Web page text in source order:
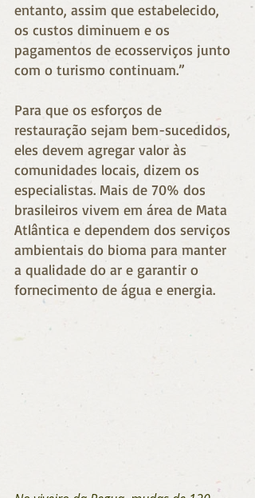
entanto, assim que estabelecido,
os custos diminuem e os
pagamentos de ecosserviços junto
com o turismo continuam.”
Para que os esforços de
restauração sejam bem-sucedidos,
eles devem agregar valor às
comunidades locais, dizem os
especialistas. Mais de 70% dos
brasileiros vivem em área de Mata
Atlântica e dependem dos serviços
ambientais do bioma para manter
a qualidade do ar e garantir o
fornecimento de água e energia.